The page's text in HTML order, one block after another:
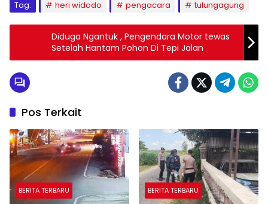
Tag: heri widodo pengacara tulungagung
Diduga Ngantuk , Pengendara Motor tewas
Setelah Hantam Pohon Di Tepi Jalan
Pos Terkait
BERITA TERBARU BERITA TERBARU